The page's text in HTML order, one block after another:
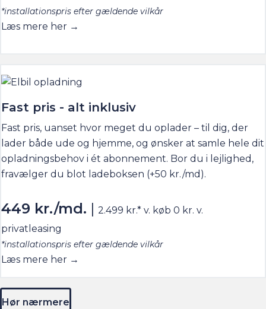
*installationspris efter gældende vilkår
Læs mere her →
Fast pris - alt inklusiv
Fast pris, uanset hvor meget du oplader – til dig, der
lader både ude og hjemme, og ønsker at samle hele dit
opladningsbehov i ét abonnement. Bor du i lejlighed,
fravælger du blot ladeboksen (+50 kr./md).
449 kr./md. | 2.499 kr.* v. køb 0 kr. v.
privatleasing
*installationspris efter gældende vilkår
Læs mere her →
Hør nærmere